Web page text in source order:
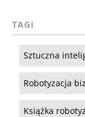
TAGI
Sztuczna
Robotyzacja
Książka